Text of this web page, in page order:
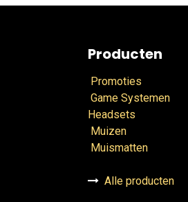
Producten
Promoties
Game Systemen
Headsets
Muizen
Muismatten
Alle producten